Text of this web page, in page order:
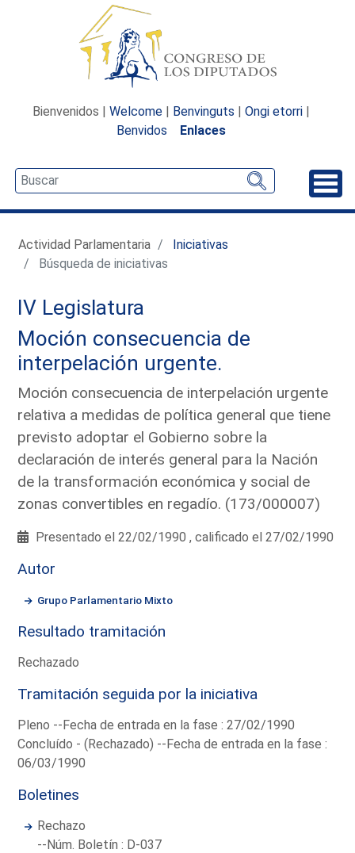
Bienvenidos | Welcome | Benvinguts | Ongi etorri |
Benvidos
Enlaces
Actividad Parlamentaria
Iniciativas
Búsqueda de iniciativas
IV Legislatura
Moción consecuencia de
interpelación urgente.
Moción consecuencia de interpelación urgente
relativa a medidas de política general que tiene
previsto adoptar el Gobierno sobre la
declaración de interés general para la Nación
de la transformación económica y social de
zonas convertibles en regadío. (173/000007)
Presentado el 22/02/1990 , calificado el 27/02/1990
Autor
Grupo Parlamentario Mixto
Resultado tramitación
Rechazado
Tramitación seguida por la iniciativa
Pleno --Fecha de entrada en la fase : 27/02/1990
Concluído - (Rechazado) --Fecha de entrada en la fase :
06/03/1990
Boletines
Rechazo
--Núm. Boletín : D-037